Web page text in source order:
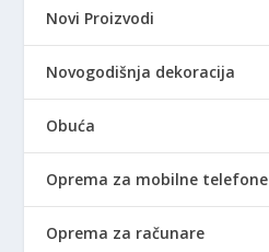
Novi Proizvodi
Novogodišnja dekoracija
Obuća
Oprema za mobilne telefone
Oprema za računare